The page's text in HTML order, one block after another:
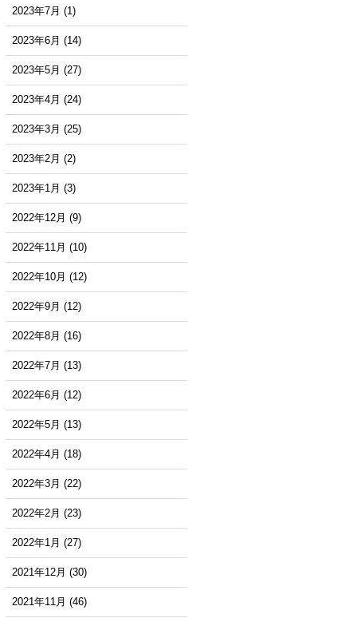
2023年7月 (1)
2023年6月 (14)
2023年5月 (27)
2023年4月 (24)
2023年3月 (25)
2023年2月 (2)
2023年1月 (3)
2022年12月 (9)
2022年11月 (10)
2022年10月 (12)
2022年9月 (12)
2022年8月 (16)
2022年7月 (13)
2022年6月 (12)
2022年5月 (13)
2022年4月 (18)
2022年3月 (22)
2022年2月 (23)
2022年1月 (27)
2021年12月 (30)
2021年11月 (46)